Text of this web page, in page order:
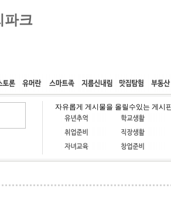
속도패치 웹호스팅 공동구매
자유롭게 게시물을 올릴수있는 게시